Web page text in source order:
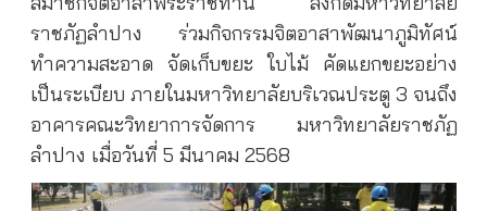
ราชภัฏลำปาง ร่วมกิจกรรมจิตอาสาพัฒนาภูมิทัศน์
ทำความสะอาด จัดเก็บขยะ ใบไม้ คัดแยกขยะอย่าง
เป็นระเบียบ ภายในมหาวิทยาลัยบริเวณประตู 3 จนถึง
อาคารคณะวิทยาการจัดการ มหาวิทยาลัยราชภัฏ
ลำปาง เมื่อวันที่ 5 มีนาคม 2568